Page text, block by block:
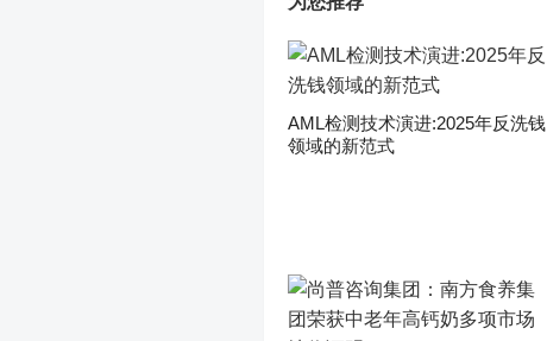
AML检测技术演进:2025年反洗钱
领域的新范式